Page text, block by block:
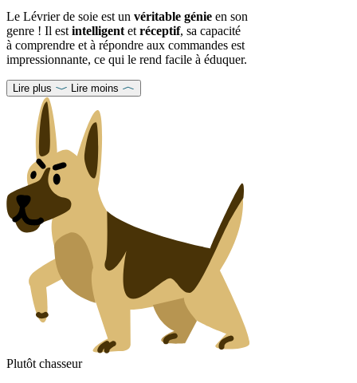
Le Lévrier de soie est un véritable génie en son
genre ! Il estintelligentetréceptif, sa capacité
à comprendre et à répondre aux commandes est
impressionnante, ce qui le rend facile à éduquer.
Lire plus Lire moins
Plutôt chasseur